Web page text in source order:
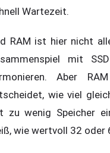
Wartezeit.
RAM ist hier nicht
mit
Aber
wie viel
zu wenig Speicher
wie wertvoll 32 oder